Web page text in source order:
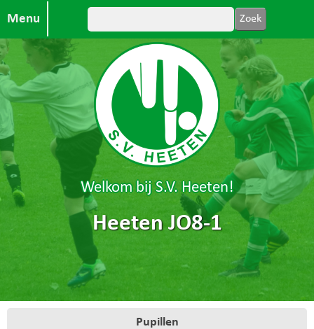
Menu
Welkom bij S.V. Heeten!
Heeten JO8-1
Pupillen